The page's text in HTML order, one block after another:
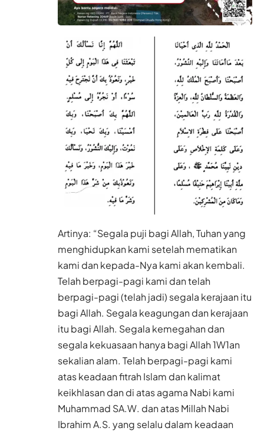
Artinya: “Segala puji bagi Allah, Tuhan yang
menghidupkan kami setelah mematikan
kami dan kepada-Nya kami akan kembali.
Telah berpagi-pagi kami dan telah
berpagi-pagi (telah jadi) segala kerajaan itu
bagi Allah. Segala keagungan dan kerajaan
itu bagi Allah. Segala kemegahan dan
segala kekuasaan hanya bagi Allah 1W1an
sekalian alam. Telah berpagi-pagi kami
atas keadaan fitrah Islam dan kalimat
keikhlasan dan di atas agama Nabi kami
Muhammad SA.W. dan atas Millah Nabi
Ibrahim A.S. yang selalu dalam keadaan